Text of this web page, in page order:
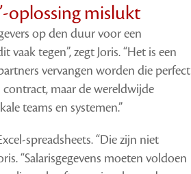
oplossing mislukt
op den duur voor een
tegen”, zegt Joris. “Het is een
vervangen worden die perfect
maar de wereldwijde
teams en systemen.”
spreadsheets. “Die zijn niet
“Salarisgegevens moeten voldoen